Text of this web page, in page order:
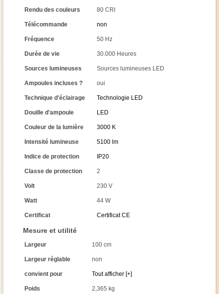
Rendu des couleurs 80 CRI
Télécommande non
Fréquence 50 Hz
Durée de vie 30.000 Heures
Sources lumineuses Sources lumineuses LED
Ampoules incluses ? oui
Technique d'éclairage Technologie LED
Douille d'ampoule LED
Couleur de la lumière 3000 K
Intensité lumineuse 5100 lm
Indice de protection IP20
Classe de protection 2
Volt 230 V
Watt 44 W
Certificat Certificat CE
Mesure et utilité
Largeur 100 cm
Largeur réglable non
convient pour Tout afficher [+]
Poids 2,365 kg